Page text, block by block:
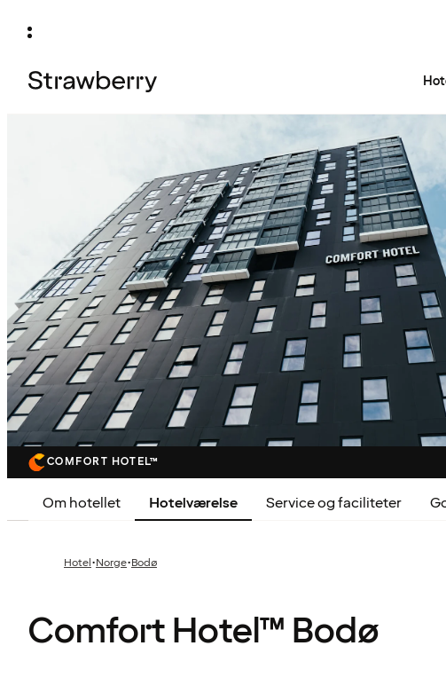
COMFORT HOTEL™
Om hotellet Hotelværelse Service og faciliteter
Hotel·Norge·Bodø
Comfort Hotel™ Bodø